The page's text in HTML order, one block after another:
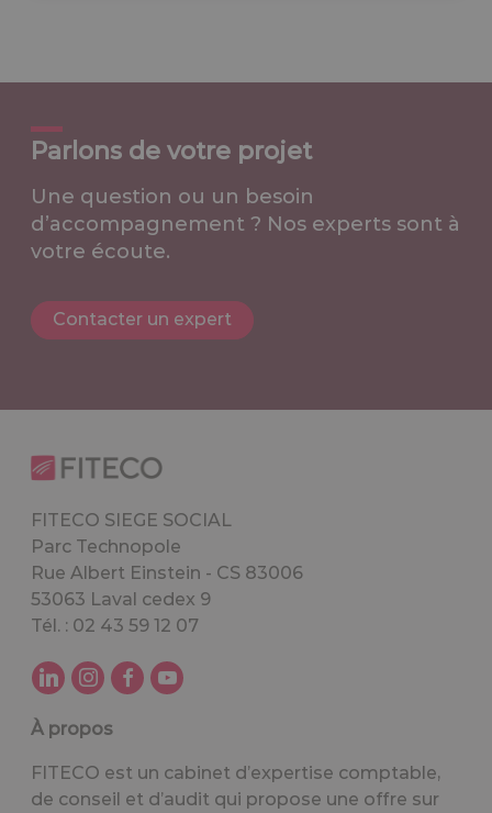
Parlons de votre projet
Une question ou un besoin
d’accompagnement ? Nos experts sont à
votre écoute.
Contacter un expert
FITECO SIEGE SOCIAL
Parc Technopole
Rue Albert Einstein - CS 83006
53063 Laval cedex 9
Tél. : 02 43 59 12 07
À propos
FITECO est un cabinet d’expertise comptable,
de conseil et d’audit qui propose une offre sur